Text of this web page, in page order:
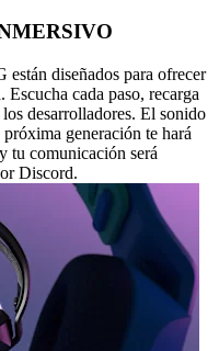
están diseñados para ofrecer
cada paso, recarga
desarrolladores. El sonido
generación te hará
tu comunicación será
Discord.